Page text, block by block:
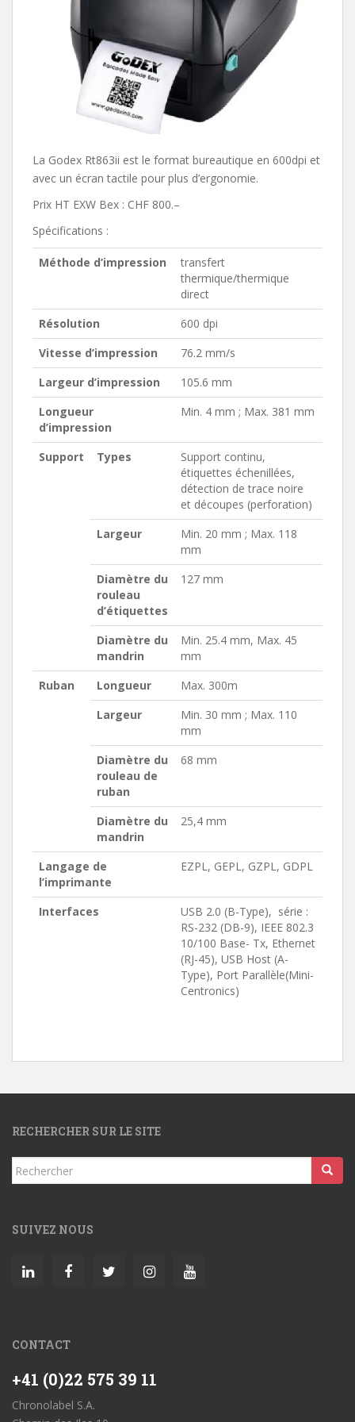
La Godex Rt863ii est le format bureautique en 600dpi et
avec un écran tactile pour plus d’ergonomie.
Prix HT EXW Bex : CHF 800.–
Spécifications :
Méthode d’impression
transfert
thermique/thermique
direct
Résolution
600 dpi
Vitesse d’impression
76.2 mm/s
Largeur d’impression
105.6 mm
Longueur
d’impression
Min. 4 mm ; Max. 381 mm
Support Types
Support continu,
étiquettes échenillées,
détection de trace noire
et découpes (perforation)
Largeur
Min. 20 mm ; Max. 118
mm
Diamètre du
rouleau
d’étiquettes
127 mm
Diamètre du
mandrin
Min. 25.4 mm, Max. 45
mm
Ruban
Longueur
Max. 300m
Largeur
Min. 30 mm ; Max. 110
mm
Diamètre du
rouleau de
ruban
68 mm
Diamètre du
mandrin
25,4 mm
Langage de
l’imprimante
EZPL, GEPL, GZPL, GDPL
Interfaces
USB 2.0 (B-Type), série :
RS-232 (DB-9), IEEE 802.3
10/100 Base- Tx, Ethernet
(RJ-45), USB Host (A-
Type), Port Parallèle(Mini-
Centronics)
RECHERCHER SUR LE SITE
Rechercher...
SUIVEZ NOUS
CONTACT
+41 (0)22 575 39 11
Chronolabel S.A.